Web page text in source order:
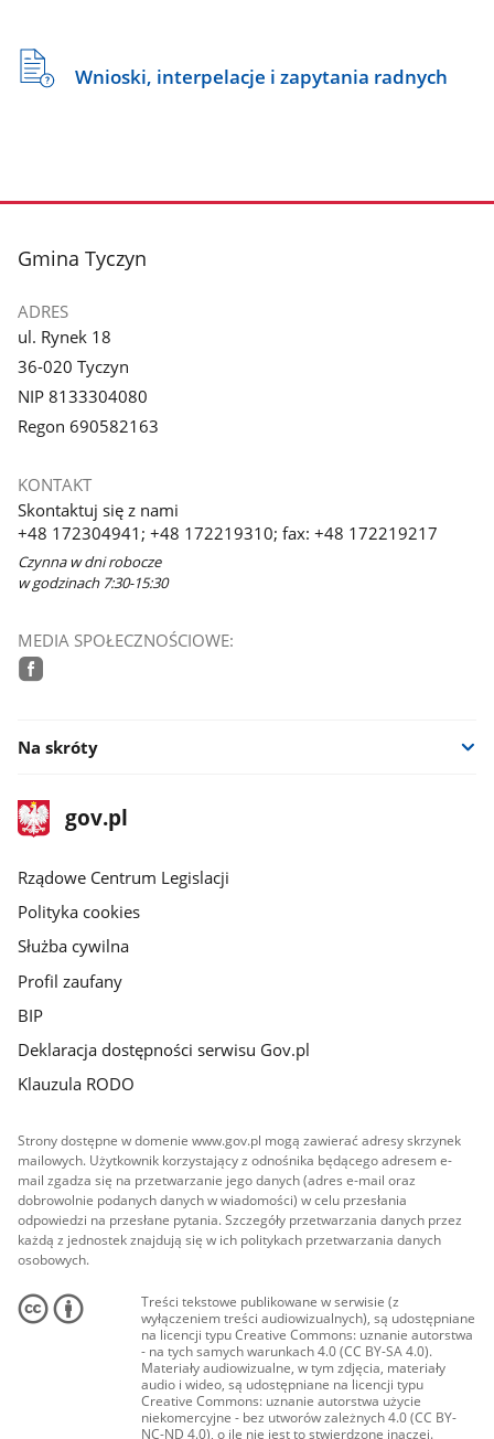
Wnioski, interpelacje i zapytania radnych
stopka
Gmina Tyczyn
ADRES
ul. Rynek 18
36-020 Tyczyn
NIP 8133304080
Regon 690582163
KONTAKT
Skontaktuj się z nami
+48 172304941; +48 172219310; fax: +48 172219217
Czynna w dni robocze
w godzinach 7:30-15:30
MEDIA SPOŁECZNOŚCIOWE:
Na skróty
stopka
gov.plStrona
gov.pl
Rządowe Centrum Legislacji
Polityka cookies
Służba cywilna
Profil zaufany
BIP
Deklaracja dostępności serwisu Gov.pl
Klauzula RODO
Strony dostępne w domenie www.gov.pl mogą zawierać adresy skrzynek
mailowych. Użytkownik korzystający z odnośnika będącego adresem e-
mail zgadza się na przetwarzanie jego danych (adres e-mail oraz
dobrowolnie podanych danych w wiadomości) w celu przesłania
odpowiedzi na przesłane pytania. Szczegóły przetwarzania danych przez
każdą z jednostek znajdują się w ich politykach przetwarzania danych
osobowych.
Treści tekstowe publikowane w serwisie (z
wyłączeniem treści audiowizualnych), są udostępniane
na licencji typu Creative Commons: uznanie autorstwa
- na tych samych warunkach 4.0 (CC BY-SA 4.0).
Materiały audiowizualne, w tym zdjęcia, materiały
audio i wideo, są udostępniane na licencji typu
Creative Commons: uznanie autorstwa użycie
niekomercyjne - bez utworów zależnych 4.0 (CC BY-
NC-ND 4.0), o ile nie jest to stwierdzone inaczej.